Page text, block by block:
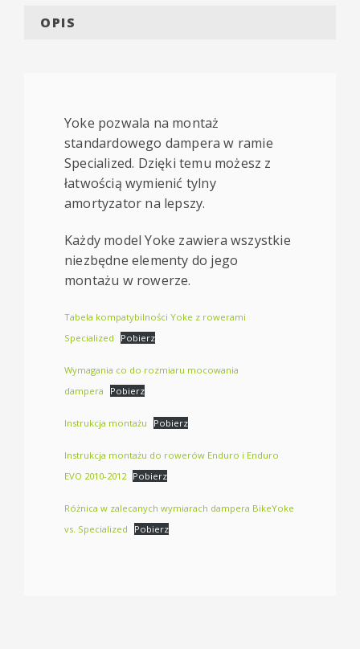
OPIS
Yoke pozwala na montaż
standardowego dampera w ramie
Specialized. Dzięki temu możesz z
łatwością wymienić tylny
amortyzator na lepszy.
Każdy model Yoke zawiera wszystkie
niezbędne elementy do jego
montażu w rowerze.
Tabela kompatybilności Yoke z rowerami
Specialized
Pobierz
Wymagania co do rozmiaru mocowania
dampera
Pobierz
Instrukcja montażu Pobierz
Instrukcja montażu do rowerów Enduro i Enduro
EVO 2010-2012 Pobierz
Różnica w zalecanych wymiarach dampera BikeYoke
vs. Specialized
Pobierz